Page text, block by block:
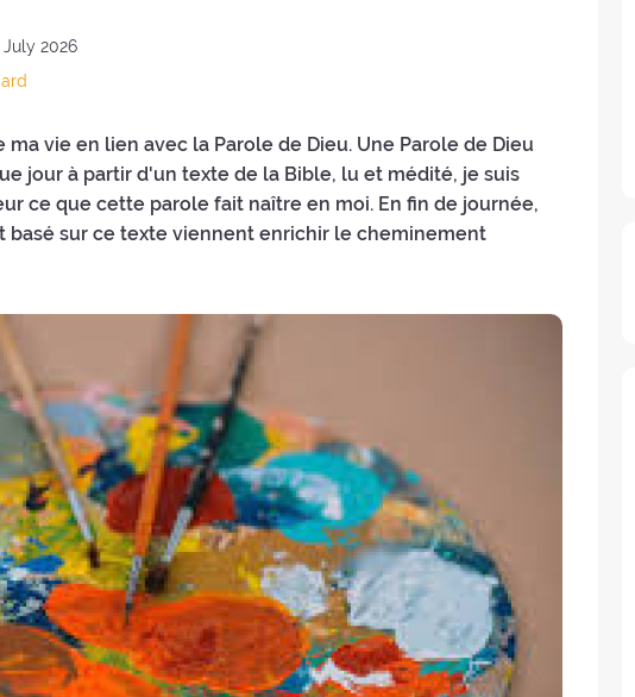
July 2026
vie en lien avec la Parole de Dieu. Une Parole de Dieu
jour à partir d'un texte de la Bible, lu et médité, je suis
ce que cette parole fait naître en moi. En fin de journée,
basé sur ce texte viennent enrichir le cheminement